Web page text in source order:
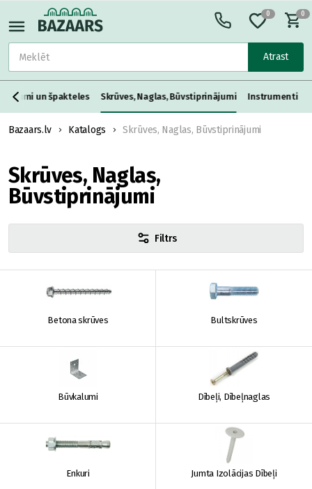
Atrast
0 0
un špakteles Skrūves, Naglas, Būvstiprinājumi Instrumenti
Bazaars.lv Katalogs Skrūves, Naglas, Būvstiprinājumi
Skrūves, Naglas,
Būvstiprinājumi
Filtrs
Betona skrūves Bultskrūves
Būvkalumi Dībeļi, Dībeļnaglas
Enkuri Jumta Izolācijas Dībeļi